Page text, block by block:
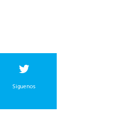
Siguenos